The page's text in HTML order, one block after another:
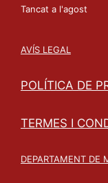
Tancat a l'agost
AVÍS LEGAL
POLÍTICA DE
TERMES I
DEPARTAMENT DE